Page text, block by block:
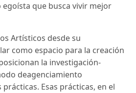
que busca vivir mejor
Artísticos desde su
como espacio para la creación
la investigación-
deagenciamiento
Esas prácticas, en el